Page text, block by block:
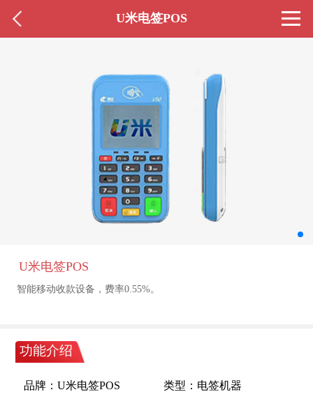
U米电签POS
U米电签POS
智能移动收款设备，费率0.55%。
功能介绍
品牌：U米电签POS 类型： 电签机器